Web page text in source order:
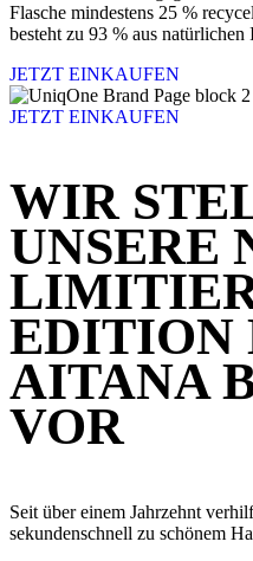
Flasche mindestens 25 %
besteht zu 93 % aus natürlichen
JETZT EINKAUFEN
JETZT EINKAUFEN
WIR
UNSERE
EDITION
AITANA
VOR
Seit über einem Jahrzehnt
sekundenschnell zu schönem